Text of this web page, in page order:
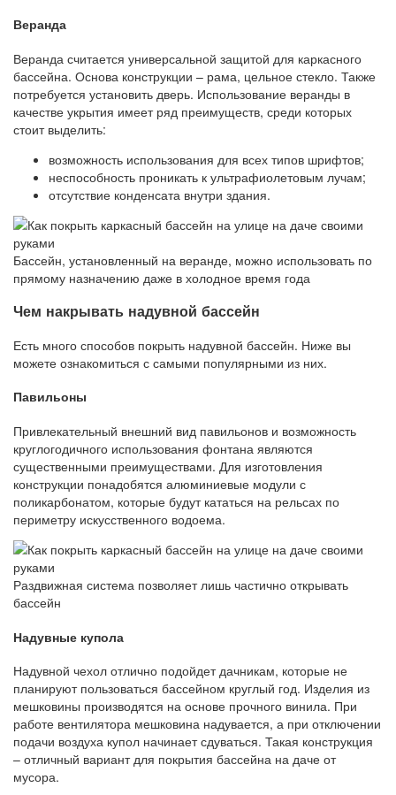
Веранда
Веранда считается универсальной защитой для каркасного
бассейна. Основа конструкции – рама, цельное стекло. Также
потребуется установить дверь. Использование веранды в
качестве укрытия имеет ряд преимуществ, среди которых
стоит выделить:
возможность использования для всех типов шрифтов;
неспособность проникать к ультрафиолетовым лучам;
отсутствие конденсата внутри здания.
Бассейн, установленный на веранде, можно использовать по
прямому назначению даже в холодное время года
Чем накрывать надувной бассейн
Есть много способов покрыть надувной бассейн. Ниже вы
можете ознакомиться с самыми популярными из них.
Павильоны
Привлекательный внешний вид павильонов и возможность
круглогодичного использования фонтана являются
существенными преимуществами. Для изготовления
конструкции понадобятся алюминиевые модули с
поликарбонатом, которые будут кататься на рельсах по
периметру искусственного водоема.
Раздвижная система позволяет лишь частично открывать
бассейн
Надувные купола
Надувной чехол отлично подойдет дачникам, которые не
планируют пользоваться бассейном круглый год. Изделия из
мешковины производятся на основе прочного винила. При
работе вентилятора мешковина надувается, а при отключении
подачи воздуха купол начинает сдуваться. Такая конструкция
– отличный вариант для покрытия бассейна на даче от
мусора.